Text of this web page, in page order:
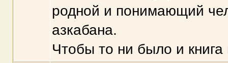
родной и понимающий
азкабана.
Чтобы то ни было и